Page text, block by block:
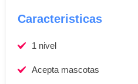
Caracteristicas
1 nivel
Acepta mascotas